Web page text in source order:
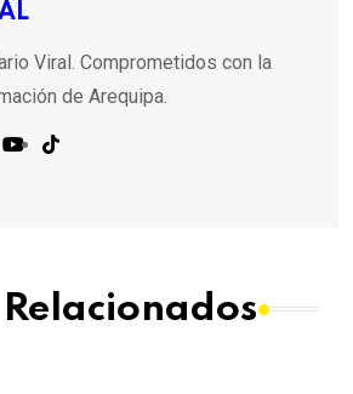
Viral. Comprometidos con la
de Arequipa.